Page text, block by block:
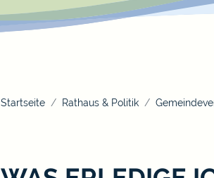
Startseite Rathaus & Politik